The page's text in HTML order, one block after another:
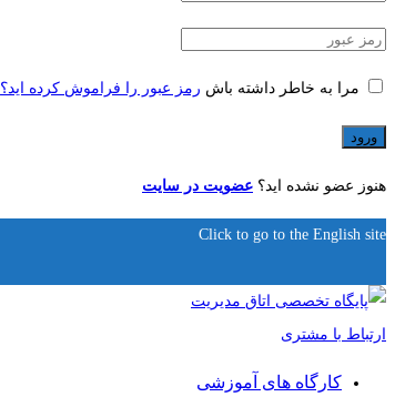
مرا به خاطر داشته باش رمز عبور را فراموش کرده اید؟
هنوز عضو نشده اید؟ عضویت در سایت
Click to go to the English site
کارگاه های آموزشی